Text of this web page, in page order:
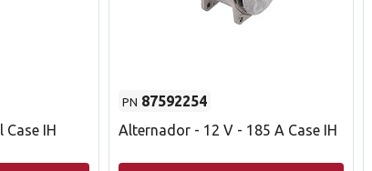
IH
PN 87592254
Alternador - 12 V - 185 A Case IH